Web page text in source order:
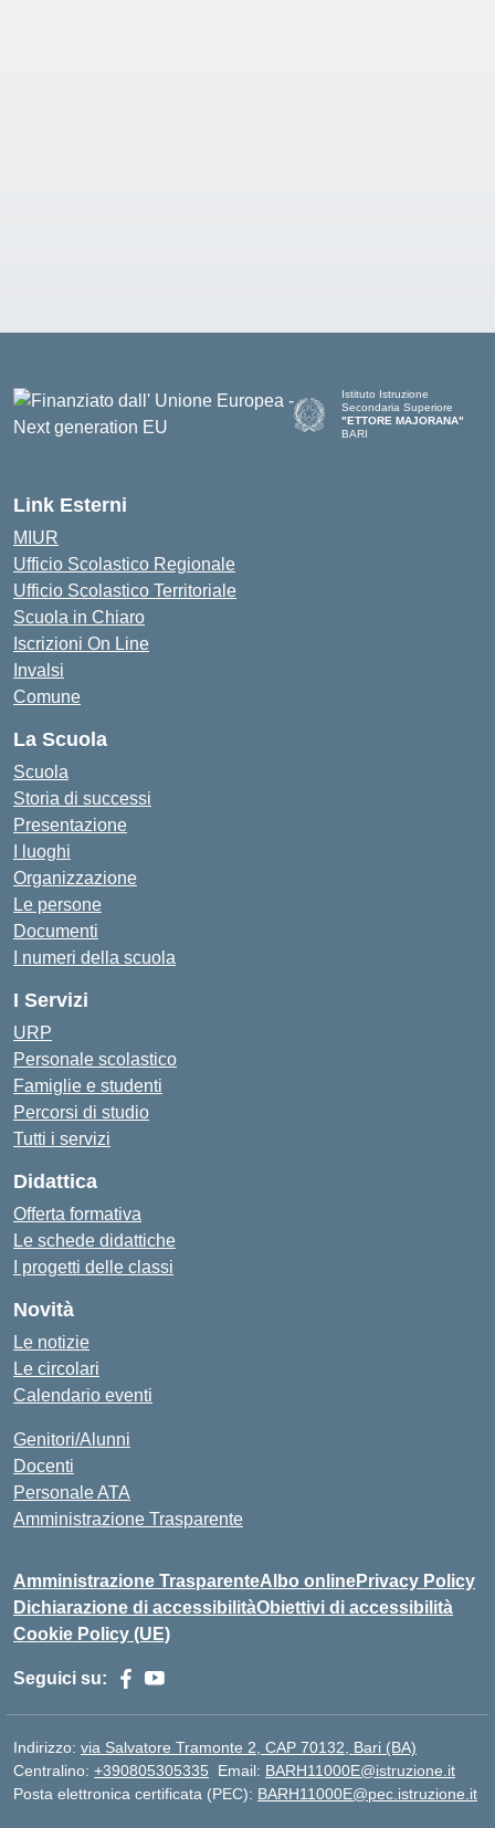
Istituto Istruzione
Secondaria Superiore
"ETTORE MAJORANA"
BARI
Link Esterni
MIUR
Ufficio Scolastico Regionale
Ufficio Scolastico Territoriale
Scuola in Chiaro
Iscrizioni On Line
Invalsi
Comune
La Scuola
Scuola
Storia di successi
Presentazione
I luoghi
Organizzazione
Le persone
Documenti
I numeri della scuola
I Servizi
URP
Personale scolastico
Famiglie e studenti
Percorsi di studio
Tutti i servizi
Didattica
Offerta formativa
Le schede didattiche
I progetti delle classi
Novità
Le notizie
Le circolari
Calendario eventi
Genitori/Alunni
Docenti
Personale ATA
Amministrazione Trasparente
Amministrazione TrasparenteAlbo onlinePrivacy Policy
Dichiarazione di accessibilitàObiettivi di accessibilità
Cookie Policy (UE)
Seguici su:
Indirizzo: via Salvatore Tramonte 2, CAP 70132, Bari (BA)
Centralino: +390805305335 Email: BARH11000E@istruzione.it
Posta elettronica certificata (PEC): BARH11000E@pec.istruzione.it